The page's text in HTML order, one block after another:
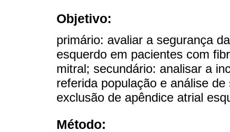
Objetivo:
primário: avaliar a segurança
esquerdo em pacientes com
mitral; secundário: analisar a
referida população e análise
exclusão de apêndice atrial
Método: